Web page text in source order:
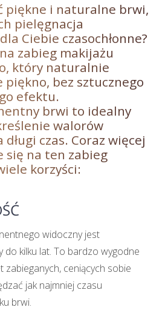
piękne i naturalne brwi,
pielęgnacja
Ciebie czasochłonne?
zabieg makijażu
który naturalnie
piękno, bez sztucznego
efektu.
brwi to idealny
walorów
czas. Coraz więcej
się na ten zabieg
korzyści:
widoczny jest
do kilku lat. To bardzo wygodne
zabieganych, ceniących sobie
jak najmniej czasu
brwi.